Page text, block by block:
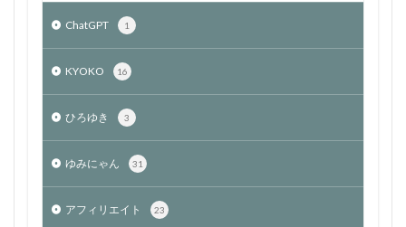
ChatGPT 1
KYOKO 16
ひろゆき 3
ゆみにゃん 31
アフィリエイト 23